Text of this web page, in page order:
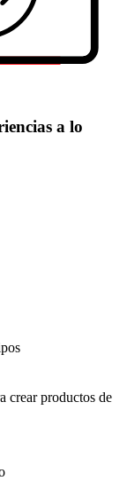
a lo
crear productos de